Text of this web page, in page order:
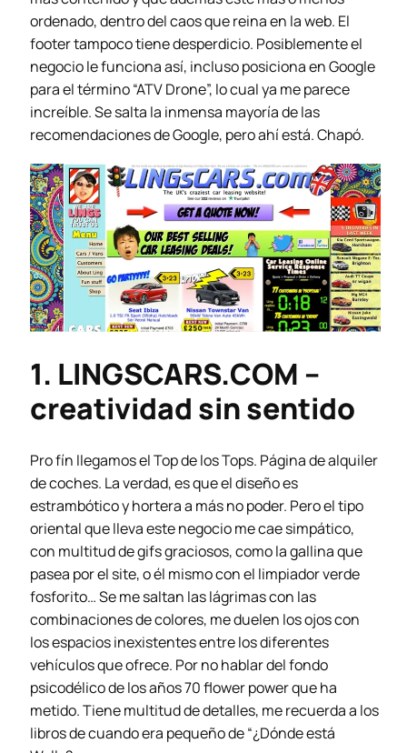
ordenado, dentro del caos que reina en la web. El
footer tampoco tiene desperdicio. Posiblemente el
negocio le funciona así, incluso posiciona en Google
para el término “ATV Drone”, lo cual ya me parece
increíble. Se salta la inmensa mayoría de las
recomendaciones de Google, pero ahí está. Chapó.
1. LINGSCARS.COM –
creatividad sin sentido
Pro fín llegamos el Top de los Tops. Página de alquiler
de coches. La verdad, es que el diseño es
estrambótico y hortera a más no poder. Pero el tipo
oriental que lleva este negocio me cae simpático,
con multitud de gifs graciosos, como la gallina que
pasea por el site, o él mismo con el limpiador verde
fosforito… Se me saltan las lágrimas con las
combinaciones de colores, me duelen los ojos con
los espacios inexistentes entre los diferentes
vehículos que ofrece. Por no hablar del fondo
psicodélico de los años 70 flower power que ha
metido. Tiene multitud de detalles, me recuerda a los
libros de cuando era pequeño de “¿Dónde está